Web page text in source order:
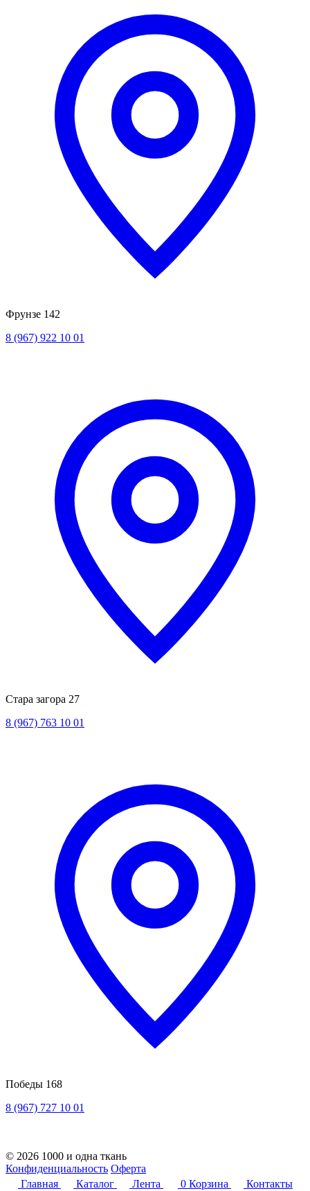
Фрунзе 142
8 (967) 922 10 01
Стара загора 27
8 (967) 763 10 01
Победы 168
8 (967) 727 10 01
© 2026 1000 и одна ткань
Конфиденциальность Оферта
Главная
Каталог Лента 0 Корзина Контакты